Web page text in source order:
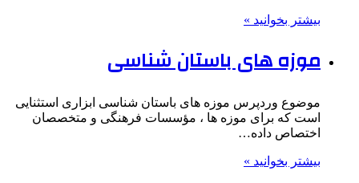
بیشتر بخوانید »
موزه های باستان شناسی
موضوع وردپرس موزه های باستان شناسی ابزاری استثنایی
است که برای موزه ها ، مؤسسات فرهنگی و متخصصان
اختصاص داده…
بیشتر بخوانید »